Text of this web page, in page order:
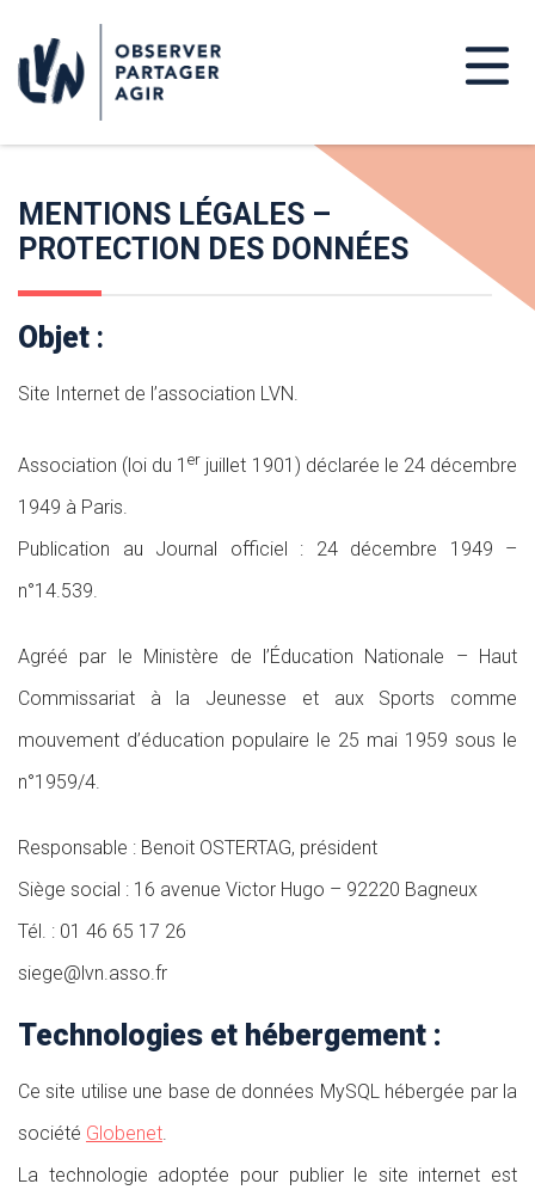
MENTIONS LÉGALES –
PROTECTION DES DONNÉES
Objet :
Site Internet de l’association LVN.
Association (loi du 1er juillet 1901) déclarée le 24 décembre
1949 à Paris.
Publication au Journal officiel : 24 décembre 1949 –
n°14.539.
Agréé par le Ministère de l’Éducation Nationale – Haut
Commissariat à la Jeunesse et aux Sports comme
mouvement d’éducation populaire le 25 mai 1959 sous le
n°1959/4.
Responsable : Benoit OSTERTAG, président
Siège social : 16 avenue Victor Hugo – 92220 Bagneux
Tél. : 01 46 65 17 26
siege@lvn.asso.fr
Technologies et hébergement :
Ce site utilise une base de données MySQL hébergée par la
société Globenet.
La technologie adoptée pour publier le site internet est